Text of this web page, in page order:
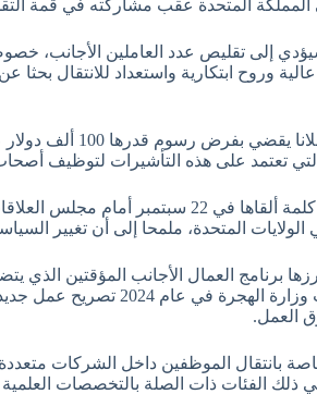
إلى تقليص عدد العاملين الأجانب،
وروح ابتكارية واستعداد للانتقال
تعتمد على هذه التأشيرات لتوظيف
كارني لم يطرح هذه الفكرة للمرة الأولى، إذ
المتحدة، ملمحا إلى أن تغيير
برنامج العمال الأجانب المؤقتين
من خلاله إلى تسريع معالجة
العمل.
بانتقال الموظفين داخل الشركات متعددة
ذلك الفئات ذات الصلة بالتخصصات العلمية